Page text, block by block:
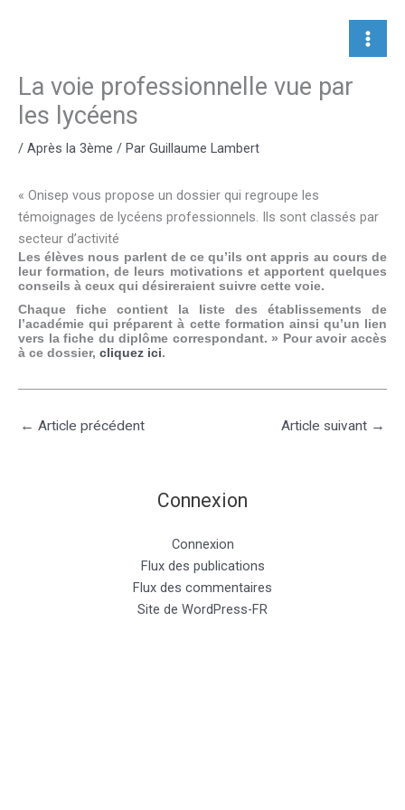
La voie professionnelle vue par
les lycéens
/ Après la 3ème / Par Guillaume Lambert
« Onisep vous propose un dossier qui regroupe les
témoignages de lycéens professionnels. Ils sont classés par
secteur d’activité
Les élèves nous parlent de ce qu’ils ont appris au cours de
leur formation, de leurs motivations et apportent quelques
conseils à ceux qui désireraient suivre cette voie.
Chaque fiche contient la liste des établissements de
l’académie qui préparent à cette formation ainsi qu’un lien
vers la fiche du diplôme correspondant. » Pour avoir accès
à ce dossier, cliquez ici.
← Article précédent Article suivant →
Connexion
Connexion
Flux des publications
Flux des commentaires
Site de WordPress-FR